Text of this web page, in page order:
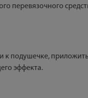
перевязочного
к подушечке,
эффекта.